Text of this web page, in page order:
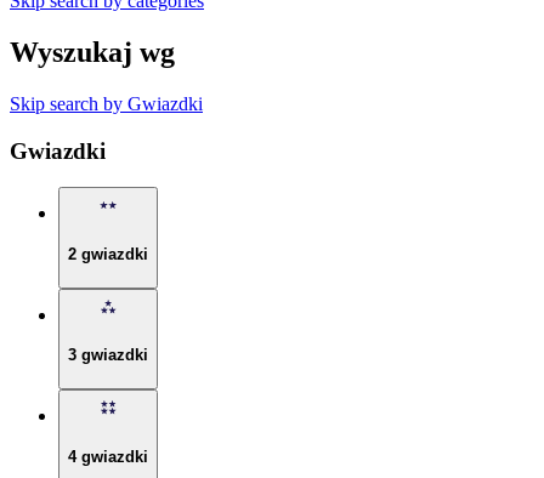
Wyszukaj wg
Skip search by Gwiazdki
Gwiazdki
2 gwiazdki
3 gwiazdki
4 gwiazdki